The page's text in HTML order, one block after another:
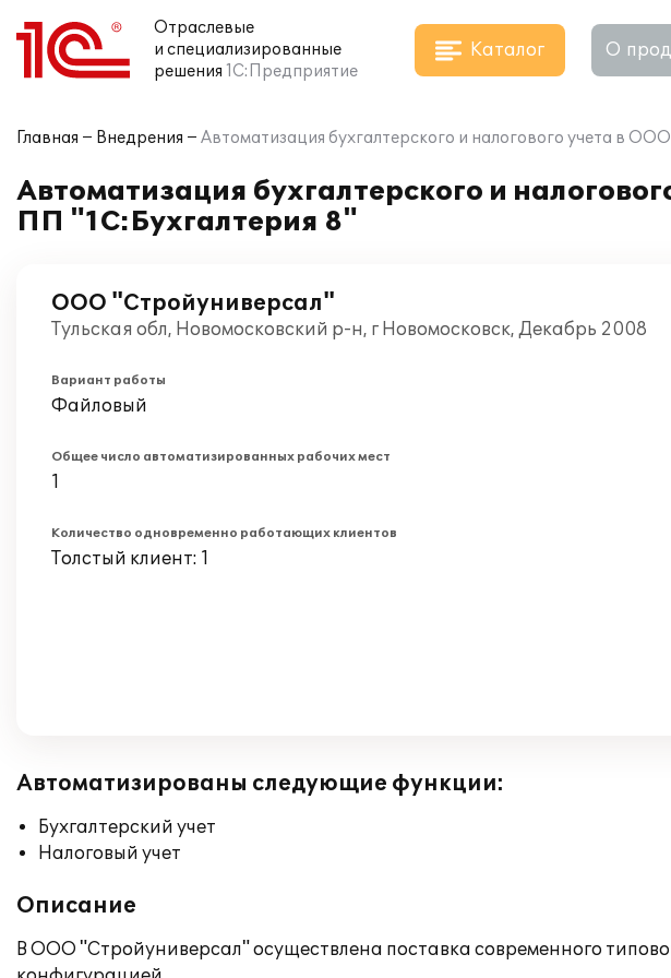
Отраслевые
и специализированные
решения 1С:Предприятие
Каталог О
Главная Внедрения Автоматизация бухгалтерского и налогового учета в
Автоматизация бухгалтерского и
ПП "1С:Бухгалтерия 8"
ООО "Стройуниверсал"
Тульская обл, Новомосковский р-н, г Новомосковск, Декабрь 2008
Вариант работы
Файловый
Общее число автоматизированных рабочих мест
1
Количество одновременно работающих клиентов
Толстый клиент: 1
Автоматизированы следующие функции:
Бухгалтерский учет
Налоговый учет
Описание
В ООО "Стройуниверсал" осуществлена поставка современного